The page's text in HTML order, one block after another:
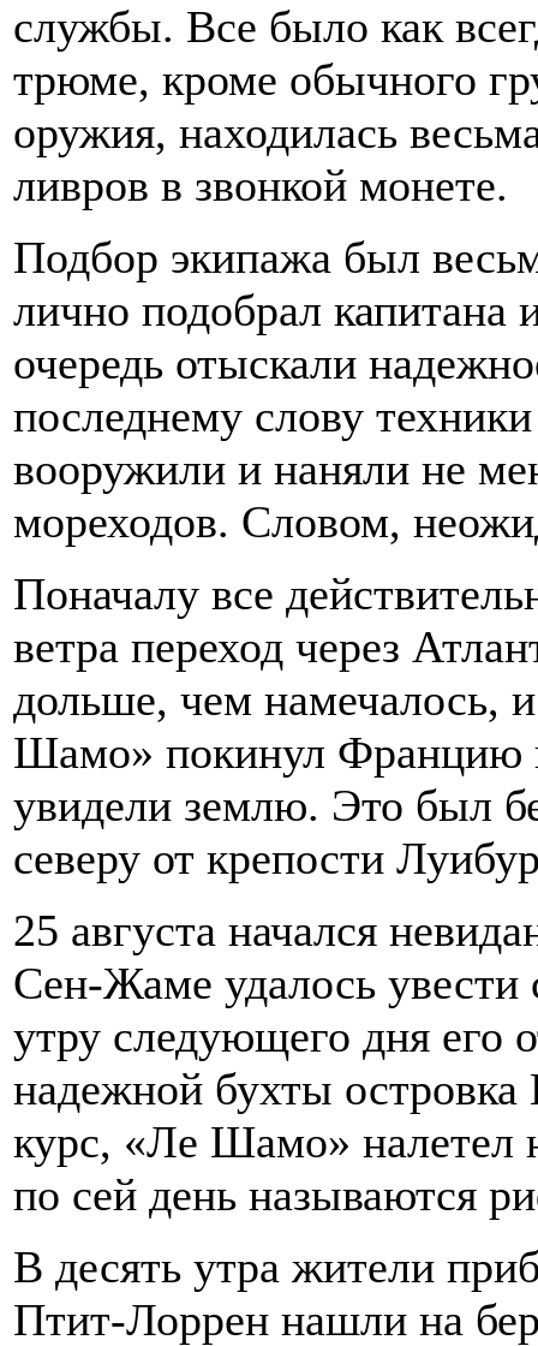
службы. Все было как
трюме, кроме обычного
оружия, находилась
ливров в звонкой монете.
Подбор экипажа был
лично подобрал
очередь отыскали
последнему слову
вооружили и наняли не
мореходов. Словом,
Поначалу все
ветра переход через
дольше, чем намечалось,
Шамо» покинул Францию
увидели землю. Это был
северу от крепости
25 августа начался
Сен-Жаме удалось увести
утру следующего дня его
надежной бухты
курс, «Ле Шамо» налетел
по сей день называются
В десять утра жители
Птит-Лоррен нашли на